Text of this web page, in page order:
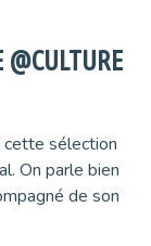
cette sélection
On parle bien
de son